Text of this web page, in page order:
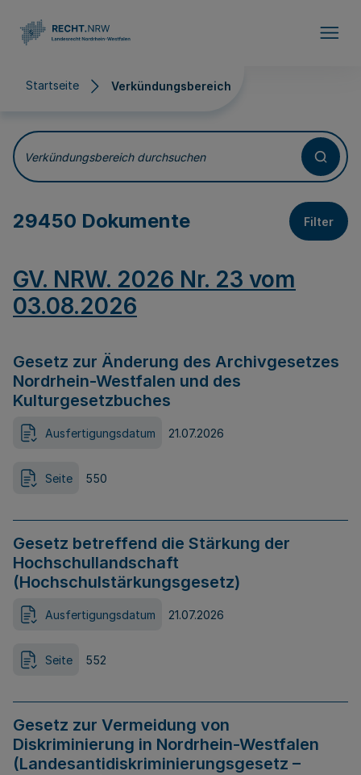
Startseite Verkündungsbereich
Verkündungsbereich
Verkündungsbereich durchsuchen
29450 Dokumente Filter
GV. NRW. 2026 Nr. 23 vom
03.08.2026
Gesetz zur Änderung des Archivgesetzes
Nordrhein-Westfalen und des
Kulturgesetzbuches
Ausfertigungsdatum 21.07.2026
Seite 550
Gesetz betreffend die Stärkung der
Hochschullandschaft
(Hochschulstärkungsgesetz)
Ausfertigungsdatum 21.07.2026
Seite 552
Gesetz zur Vermeidung von
Diskriminierung in Nordrhein-Westfalen
(Landesantidiskriminierungsgesetz –